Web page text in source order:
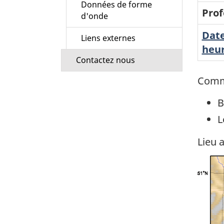
Lieu
Données de forme
d'onde
Liens externes
Contactez nous